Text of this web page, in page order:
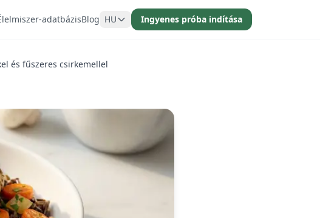
adatbázisBlog HU Ingyenes próba indítása
és fűszeres csirkemellel